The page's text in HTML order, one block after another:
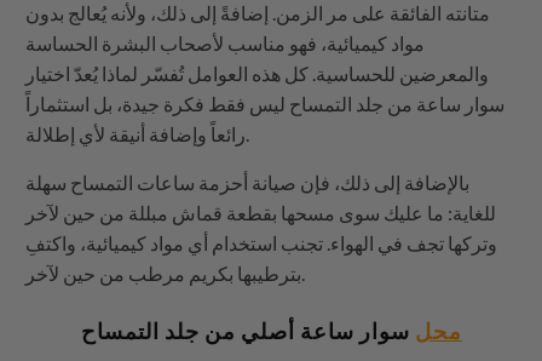
متانته الفائقة على مر الزمن. إضافةً إلى ذلك، ولأنه يُعالج بدون
مواد كيميائية، فهو مناسب لأصحاب البشرة الحساسة
والمعرضين للحساسية. كل هذه العوامل تُفسّر لماذا يُعدّ اختيار
سوار ساعة من جلد التمساح ليس فقط فكرة جيدة، بل استثماراً
رائعاً وإضافة أنيقة لأي إطلالة.
بالإضافة إلى ذلك، فإن صيانة أحزمة ساعات التمساح سهلة
للغاية: ما عليك سوى مسحها بقطعة قماش مبللة من حين لآخر
وتركها تجف في الهواء. تجنب استخدام أي مواد كيميائية، واكتفِ
بترطيبها بكريم مرطب من حين لآخر.
محل سوار ساعة أصلي من جلد التمساح